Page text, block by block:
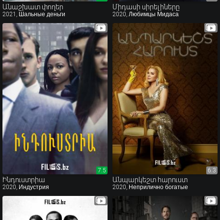
Անաշխատ փողեր
2021, Шальные деньги
Միդասի սիրելիները
2020, Любимцы Мидаса
7.5
7.5
Ինդուստրիա
2020, Индустрия
6.3
6.3
Անպարկեշտ հարուստ
2020, Неприлично богатые